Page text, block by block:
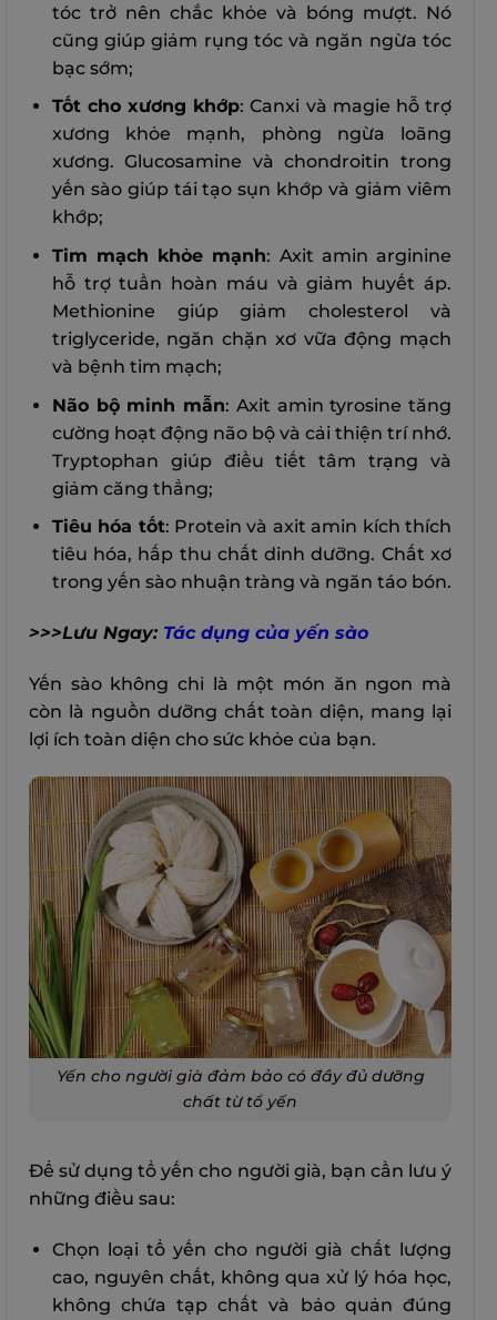
tóc trở nên chắc khỏe và bóng mượt. Nó
cũng giúp giảm rụng tóc và ngăn ngừa tóc
bạc sớm;
Tốt cho xương khớp: Canxi và magie hỗ trợ
xương khỏe mạnh, phòng ngừa loãng
xương. Glucosamine và chondroitin trong
yến sào giúp tái tạo sụn khớp và giảm viêm
khớp;
Tim mạch khỏe mạnh: Axit amin arginine
hỗ trợ tuần hoàn máu và giảm huyết áp.
Methionine giúp giảm cholesterol và
triglyceride, ngăn chặn xơ vữa động mạch
và bệnh tim mạch;
Não bộ minh mẫn: Axit amin tyrosine tăng
cường hoạt động não bộ và cải thiện trí nhớ.
Tryptophan giúp điều tiết tâm trạng và
giảm căng thẳng;
Tiêu hóa tốt: Protein và axit amin kích thích
tiêu hóa, hấp thu chất dinh dưỡng. Chất xơ
trong yến sào nhuận tràng và ngăn táo bón.
>>>Lưu Ngay: Tác dụng của yến sào
Yến sào không chỉ là một món ăn ngon mà
còn là nguồn dưỡng chất toàn diện, mang lại
lợi ích toàn diện cho sức khỏe của bạn.
Yến cho người già đảm bảo có đầy đủ dưỡng
chất từ tổ yến
Để sử dụng tổ yến cho người già, bạn cần lưu ý
những điều sau:
Chọn loại tổ yến cho người già chất lượng
cao, nguyên chất, không qua xử lý hóa học,
không chứa tạp chất và bảo quản đúng